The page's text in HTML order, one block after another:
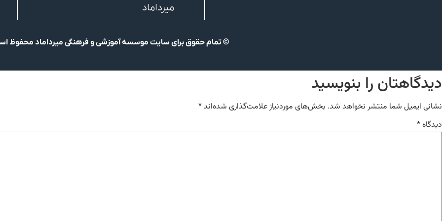
میرداماد
© تمام حقوق برای سایت موسسه آموزشی و فرهنگی میرداماد محفوظ
دیدگاهتان را بنویسید
نشانی ایمیل شما منتشر نخواهد شد. بخش‌های موردنیاز علامت‌گذاری شده‌اند*
دیدگاه*